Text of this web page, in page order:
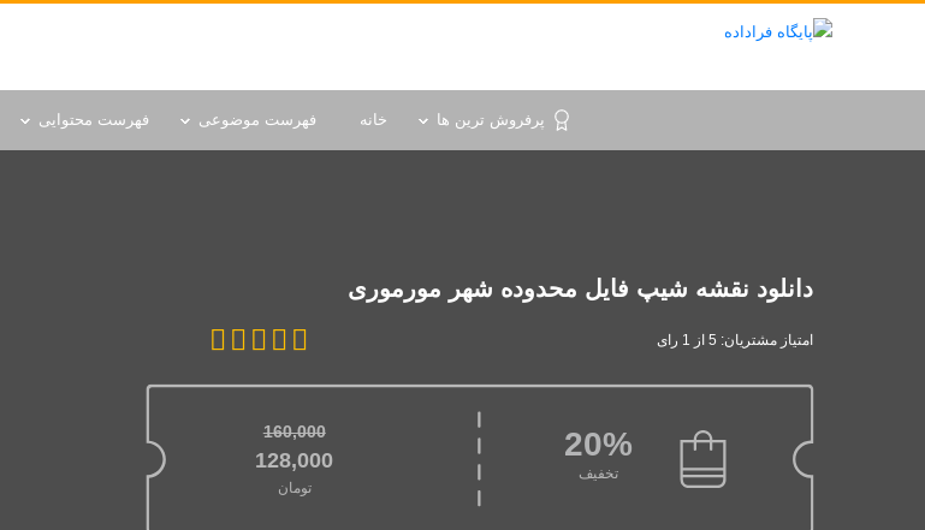
پرفروش ترین ها خانه فهرست موضوعی فهرست محتوایی
دانلود نقشه شیپ فایل محدوده شهر مورموری
امتیاز مشتریان: 5 از 1 رای
20%
تخفیف
160,000
قیمت اصلی: 160,000تومان بود.
128,000
تومان